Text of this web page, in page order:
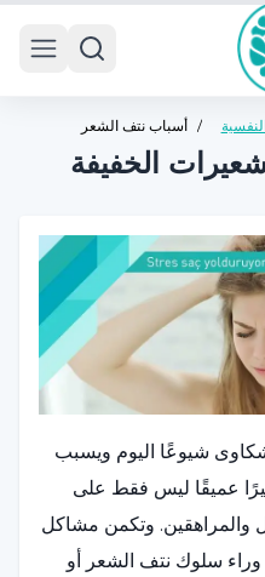
/ أسباب نتف الشعر
والشعيرات الخفيفة
الخفيفة
شيوعًا اليوم ويسبب
عميقًا ليس فقط على
والمراهقين. وتكمن مشاكل
وراء سلوك نتف الشعر أو